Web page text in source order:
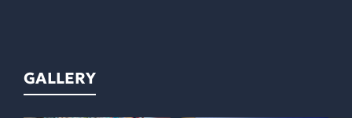
GALLERY